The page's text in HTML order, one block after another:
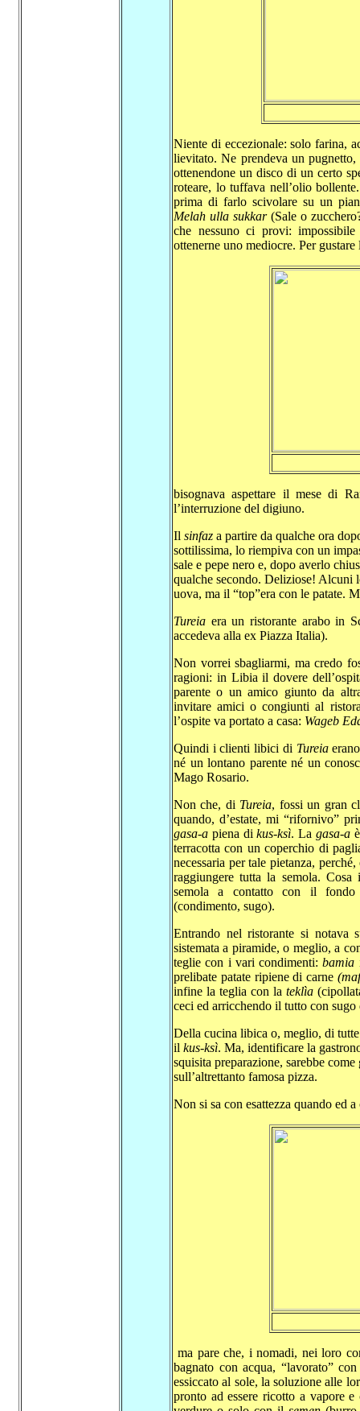
Niente di eccezionale: solo farina,
lievitato. Ne prendeva un
ottenendone un disco di un certo
roteare, lo tuffava nell’olio
prima di farlo scivolare su un
Melah ulla sukkar(Sale o
che nessuno ci provi:
ottenerne uno mediocre. Per
bisognava aspettare il mese di
l’interruzione del digiuno.
Il sinfaz a partire da qualche ora
sottilissima, lo riempiva con un
sale e pepe nero e, dopo averlo
qualche secondo. Deliziose! Alcuni
uova, ma il “top”era con le patate.
Tureia era un ristorante arabo in
accedeva alla ex Piazza Italia).
Non vorrei sbagliarmi, ma credo
ragioni: in Libia il dovere
parente o un amico giunto da
invitare amici o congiunti al
l’ospite va portato a casa: Wageb
Quindi i clienti libici di Tureia
né un lontano parente né un
Mago Rosario.
Non che, di Tureia, fossi un gran
quando, d’estate, mi “rifornivo”
gasa-a piena dikus-ksì. La gasa-a
terracotta con un coperchio di
necessaria per tale pietanza,
raggiungere tutta la semola.
semola a contatto con il
(condimento, sugo).
Entrando nel ristorante si notava
sistemata a piramide, o meglio, a
teglie con i vari condimenti:bamia
prelibate patate ripiene di carne
infine la teglia con la teklìa
ceci ed arricchendo il tutto con
Della cucina libica o, meglio, di
il kus-ksì. Ma, identificare la
squisita preparazione, sarebbe
sull’altrettanto famosa pizza.
Non si sa con esattezza quando ed
ma pare che, i nomadi, nei loro
bagnato con acqua, “lavorato”
essiccato al sole, la soluzione alle
pronto ad essere ricotto a vapore